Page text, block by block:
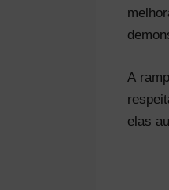
A
elas